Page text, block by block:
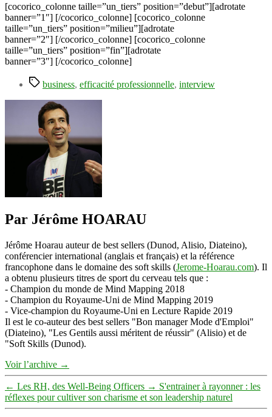
[cocorico_colonne taille=”un_tiers” position=”debut”][adrotate
banner=”1″] [/cocorico_colonne] [cocorico_colonne
taille=”un_tiers” position=”milieu”][adrotate
banner=”2″] [/cocorico_colonne] [cocorico_colonne
taille=”un_tiers” position=”fin”][adrotate
banner=”3″] [/cocorico_colonne]
Étiquettes
business, efficacité professionnelle, interview
Par Jérôme HOARAU
Jérôme Hoarau auteur de best sellers (Dunod, Alisio, Diateino),
conférencier international (anglais et français) et la référence
francophone dans le domaine des soft skills (Jerome-Hoarau.com). Il
a obtenu plusieurs titres de sport du cerveau tels que :
- Champion du monde de Mind Mapping 2018
- Champion du Royaume-Uni de Mind Mapping 2019
- Vice-champion du Royaume-Uni en Lecture Rapide 2019
Il est le co-auteur des best sellers "Bon manager Mode d'Emploi"
(Diateino), "Les Gentils aussi méritent de réussir" (Alisio) et de
"Soft Skills (Dunod).
Voir l’archive →
← Les RH, des Well-Being Officers → S'entrainer à rayonner : les
réflexes pour cultiver son charisme et son leadership naturel